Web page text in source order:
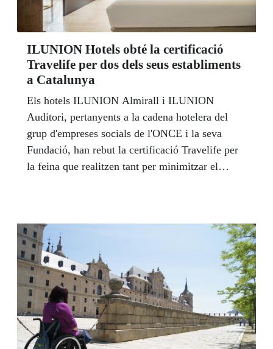
ILUNION Hotels obté la certificació
Travelife per dos dels seus establiments
a Catalunya
Els hotels ILUNION Almirall i ILUNION
Auditori, pertanyents a la cadena hotelera del
grup d'empreses socials de l'ONCE i la seva
Fundació, han rebut la certificació Travelife per
la feina que realitzen tant per minimitzar el